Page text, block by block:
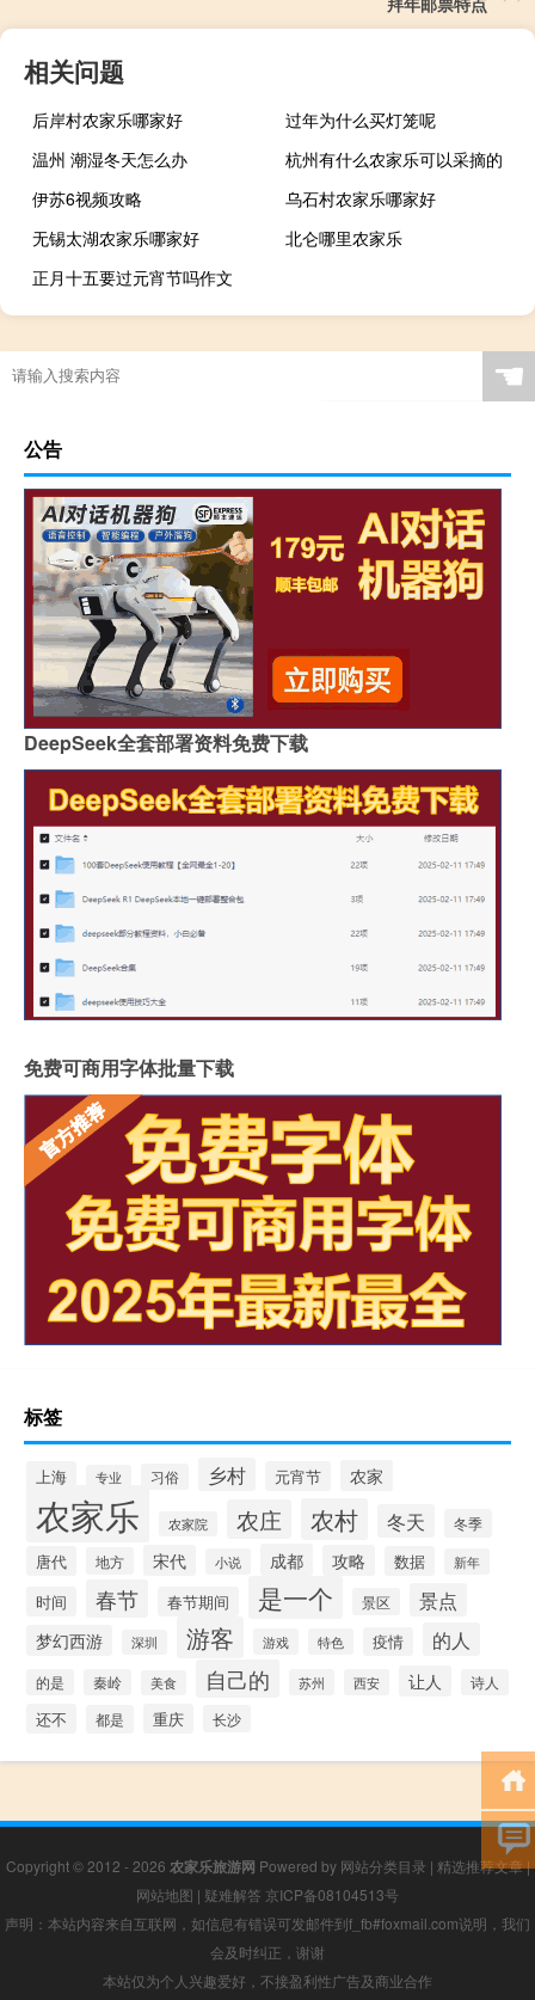
相关问题
后岸村农家乐哪家好
过年为什么买灯笼呢
温州 潮湿冬天怎么办
杭州有什么农家乐可以采摘的
伊苏6视频攻略
乌石村农家乐哪家好
无锡太湖农家乐哪家好
北仑哪里农家乐
正月十五要过元宵节吗作文
☚
公告
DeepSeek全套部署资料免费下载
免费可商用字体批量下载
标签
上海 专业 习俗 乡村 元宵节 农家
农家乐 农家院 农庄 农村 冬天 冬季
唐代 地方 宋代 小说 成都 攻略 数据 新年
时间 春节 春节期间 是一个 景区 景点
梦幻西游 深圳 游客 游戏 特色 疫情 的人
的是 秦岭 美食 自己的 苏州 西安 让人 诗人
还不 都是 重庆 长沙
Copyright © 2012 - 2026 农家乐旅游网 Powered by 网站分类目录 | 精选推荐文章|
网站地图 | 疑难解答 京ICP备08104513号
声明：本站内容来自互联网，如信息有错误可发邮件到f_fb#foxmail.com说明，我们
会及时纠正，谢谢
本站仅为个人兴趣爱好，不接盈利性广告及商业合作